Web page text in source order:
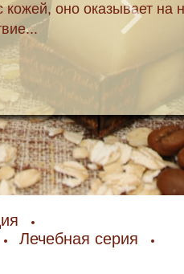
кожей, оно оказывает на
Лечебная серия